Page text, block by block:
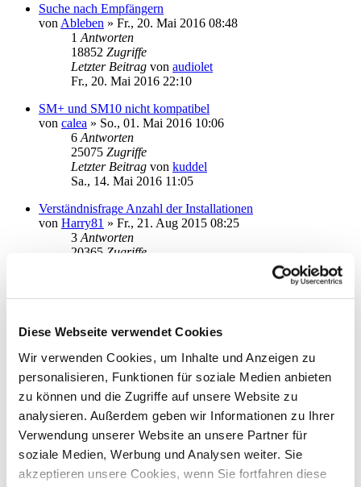
Diese Webseite verwendet Cookies
Wir verwenden Cookies, um Inhalte und Anzeigen zu
personalisieren, Funktionen für soziale Medien anbieten
zu können und die Zugriffe auf unsere Website zu
analysieren. Außerdem geben wir Informationen zu Ihrer
Verwendung unserer Website an unsere Partner für
soziale Medien, Werbung und Analysen weiter. Sie
akzeptieren unsere Cookies, wenn Sie fortfahren diese
Suche nach Empfängern
von Ableben » Fr., 20. Mai 2016 08:48
1 Antworten
18852 Zugriffe
Letzter Beitrag von audiolet
Fr., 20. Mai 2016 22:10
SM+ und SM10 nicht kompatibel
von calea » So., 01. Mai 2016 10:06
6 Antworten
25075 Zugriffe
Letzter Beitrag von kuddel
Sa., 14. Mai 2016 11:05
Verständnisfrage Anzahl der Installationen
von Harry81 » Fr., 21. Aug 2015 08:25
3 Antworten
20365 Zugriffe
4Antworten
21831 Zugriffe
Letzter Beitragvonmoneymaus
Di., 03. Mai 2016 14:01
Abholung Kontoauszüge
vonSauerland25»Do., 07. Apr 2016 13:04
5Antworten
23695 Zugriffe
Letzter Beitrag
von
Mo., 25. Apr 2016 09:44